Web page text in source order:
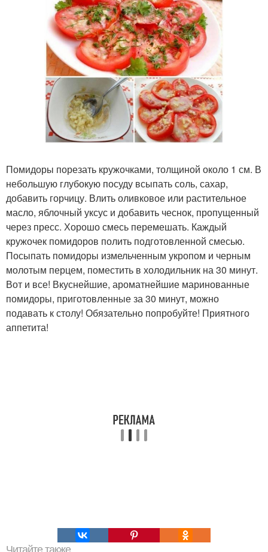
Помидоры порезать кружочками, толщиной около 1 см. В
небольшую глубокую посуду всыпать соль, сахар,
добавить горчицу. Влить оливковое или растительное
масло, яблочный уксус и добавить чеснок, пропущенный
через пресс. Хорошо смесь перемешать. Каждый
кружочек помидоров полить подготовленной смесью.
Посыпать помидоры измельченным укропом и черным
молотым перцем, поместить в холодильник на 30 минут.
Вот и все! Вкуснейшие, ароматнейшие маринованные
помидоры, приготовленные за 30 минут, можно
подавать к столу! Обязательно попробуйте! Приятного
аппетита!
Читайте также